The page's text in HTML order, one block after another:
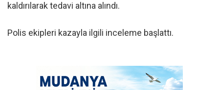
kaldırılarak tedavi altına alındı.
Polis ekipleri kazayla ilgili inceleme başlattı.